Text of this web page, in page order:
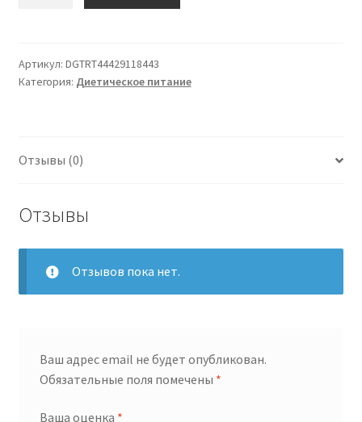
Veterinary
Dog
x
Артикул: DGTRT44429118443
Категория: Диетическое питание
Отзывы (0)
Отзывы
Отзывов пока нет.
Ваш адрес email не будет опубликован.
Обязательные поля помечены *
Ваша оценка *